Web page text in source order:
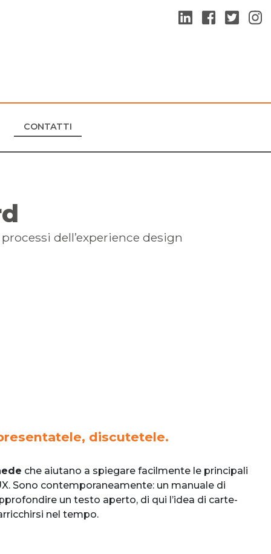
CONTATTI
dell’experience design
discutetele.
che aiutano a spiegare facilmente le principali
Sono contemporaneamente: un manuale di
un testo aperto, di qui l’idea di carte-
nel tempo.